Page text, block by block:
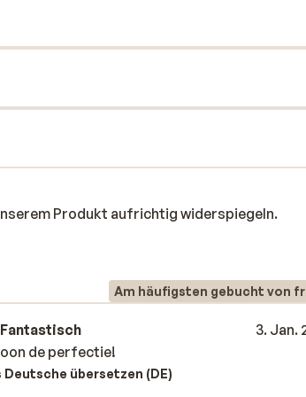
Produkt aufrichtig widerspiegeln.
Am häufigsten gebucht von
Fantastisch
3. Jan.
de perfectie!
de perfectie!
Deutsche übersetzen (DE)